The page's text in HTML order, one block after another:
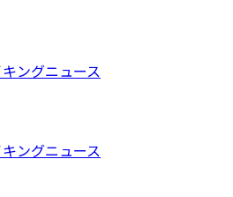
ングニュース
ングニュース